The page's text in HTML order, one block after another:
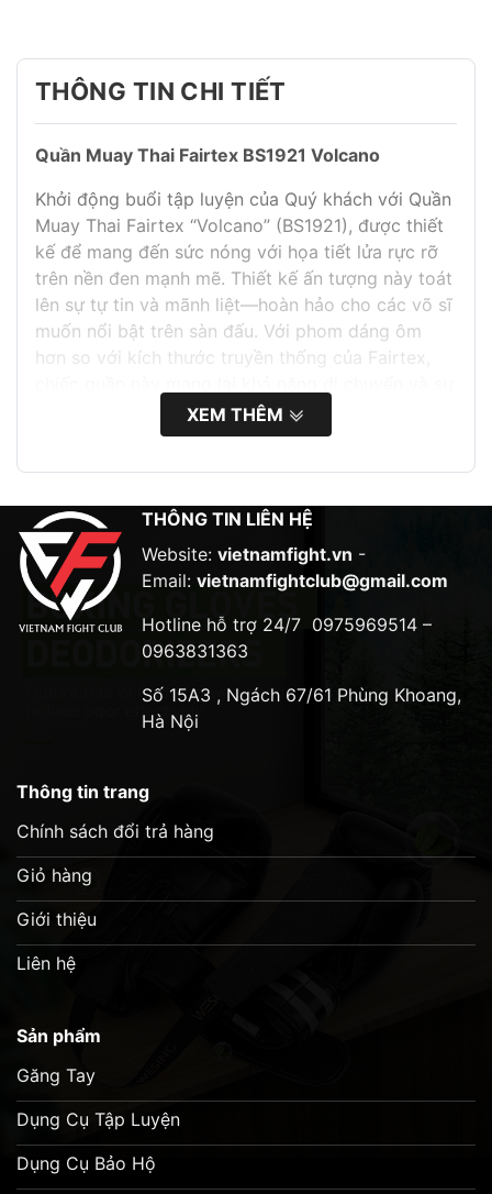
THÔNG TIN CHI TIẾT
Quần Muay Thai Fairtex BS1921 Volcano
Khởi động buổi tập luyện của Quý khách với Quần
Muay Thai Fairtex “Volcano” (BS1921), được thiết
kế để mang đến sức nóng với họa tiết lửa rực rỡ
trên nền đen mạnh mẽ. Thiết kế ấn tượng này toát
lên sự tự tin và mãnh liệt—hoàn hảo cho các võ sĩ
muốn nổi bật trên sàn đấu. Với phom dáng ôm
hơn so với kích thước truyền thống của Fairtex,
nhanh nhẹn vượt trội, đồng thời vẫn giữ được độ
rộng rãi hơn so với các loại quần kickboxing—
Micro Satin cao cấp, chiếc quần này mang lại cảm
giác mềm mại sang trọng kết hợp với độ bền vượt
trội, cho phép Quý khách di chuyển dễ dàng và thi
đấu ở phong độ cao nhất.
Thông tin sản phẩm
Thiết kế “Volcano” táo bạo
với họa tiết lửa trên
nền đen cổ điển
Chất liệu Micro Satin
chắc và thoải mái
Độ ôm tối ưu
Lý tưởng cho các võ sĩ mong muốn cả phong
cách và hiệu suất trong một sản phẩm
XEM THÊM
THÔNG TIN LIÊN HỆ
Website: vietnamfight.vn -
Email: vietnamfightclub@gmail.com
Hotline hỗ trợ 24/7 0975969514 –
0963831363
Số 15A3 , Ngách 67/61 Phùng Khoang,
Hà Nội
Thông tin trang
Chính sách đổi trả hàng
Giỏ hàng
Giới thiệu
Liên hệ
Sản phẩm
Găng Tay
Dụng Cụ Tập Luyện
Dụng Cụ Bảo Hộ